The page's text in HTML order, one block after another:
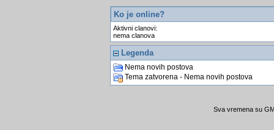
Ko je online?
Aktivni clanovi:
nema clanova
Legenda
Nema novih postova
Tema zatvorena - Nema novih postova
Sva vremena su